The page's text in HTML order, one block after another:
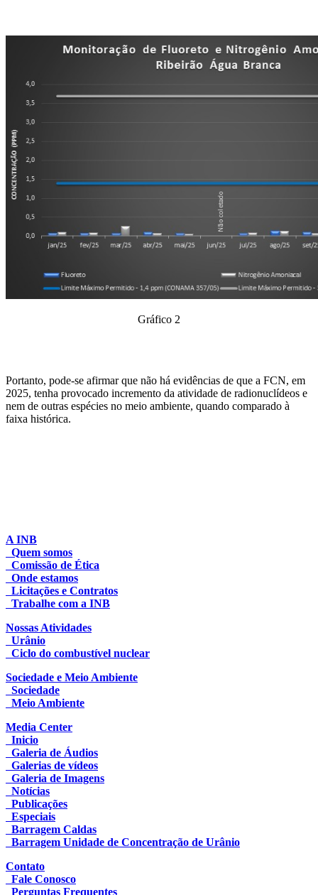
Gráfico 2
Portanto, pode-se afirmar que não há evidências de que a FCN, em
2025, tenha provocado incremento da atividade de radionuclídeos e
nem de outras espécies no meio ambiente, quando comparado à
faixa histórica.
A INB
Quem somos
Comissão de Ética
Onde estamos
Licitações e Contratos
Trabalhe com a INB
Nossas Atividades
Urânio
Ciclo do combustível nuclear
Sociedade e Meio Ambiente
Sociedade
Meio Ambiente
Media Center
Inicio
Galeria de Áudios
Galerias de vídeos
Galeria de Imagens
Notícias
Publicações
Especiais
Barragem Caldas
Barragem Unidade de Concentração de Urânio
Contato
Fale Conosco
Perguntas Frequentes